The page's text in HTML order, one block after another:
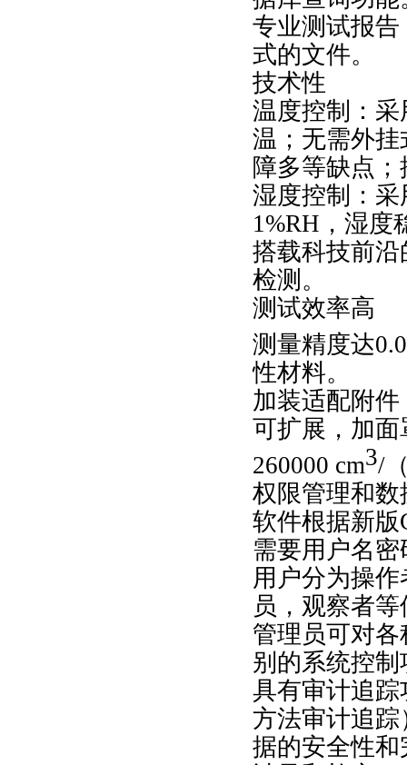
专业测试报
式的文件。
技术性
温度控制：
温；无需外
障多等缺点
湿度控制：采
1%RH ，湿度
搭载科技前沿
检测。
测试效率高
测量精度达
性材料。
加装适配附
可扩展，加
260000 cm3/
权限管理和数
软件根据新版
需要用户名
用户分为操
员，观察者
管理员可对
别的系统控制
具有审计追
方法审计追
据的安全性和